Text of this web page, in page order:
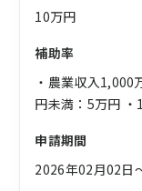
10万円
補助率
・農業収入1,000
円未満：5万円
申請期間
2026年02月02日